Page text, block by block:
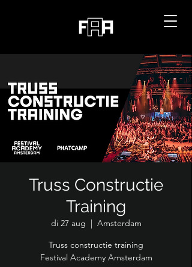
Truss Constructie
Training
di 27 aug
  |
Amsterdam
Truss constructie training
Festival Academy Amsterdam